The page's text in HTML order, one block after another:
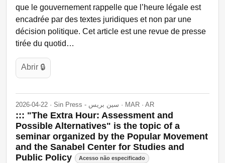
que le gouvernement rappelle que l’heure légale est
encadrée par des textes juridiques et non par une
décision politique. Cet article est une revue de presse
tirée du quotid…
Abrir 🔒
2026-04-22 · Sin Press - سين بريس · MAR · AR
::: "The Extra Hour: Assessment and
Possible Alternatives" is the topic of a
seminar organized by the Popular Movement
and the Sanabel Center for Studies and
Public Policy
Acesso não especificado